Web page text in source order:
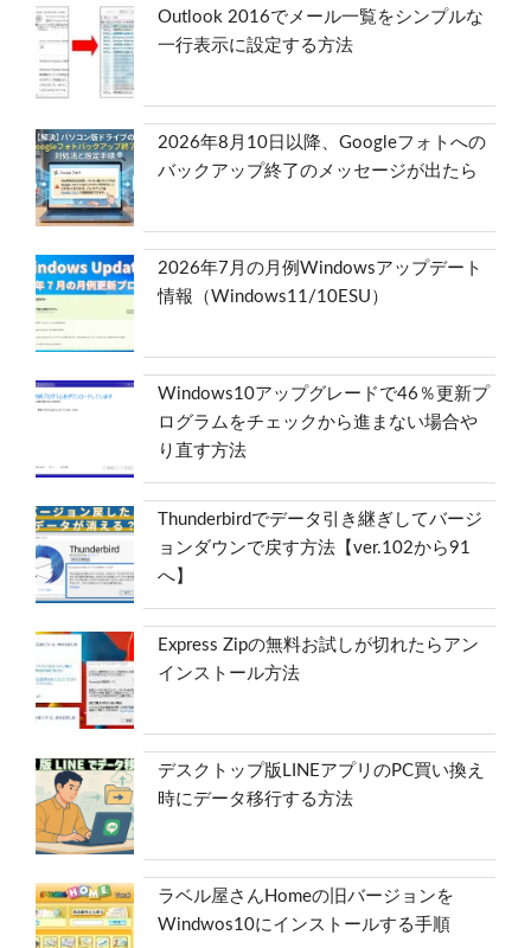
Outlook 2016でメール一覧をシンプルな
一行表示に設定する方法
2026年8月10日以降、Googleフォトへの
バックアップ終了のメッセージが出たら
2026年7月の月例Windowsアップデート
情報（Windows11/10ESU）
Windows10アップグレードで46％更新プ
ログラムをチェックから進まない場合や
り直す方法
Thunderbirdでデータ引き継ぎしてバージ
ョンダウンで戻す方法【ver.102から91
へ】
Express Zipの無料お試しが切れたらアン
インストール方法
デスクトップ版LINEアプリのPC買い換え
時にデータ移行する方法
ラベル屋さんHomeの旧バージョンを
Windwos10にインストールする手順